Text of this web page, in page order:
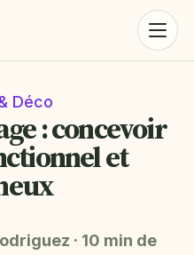
Déco
: concevoir
et
· 10 min de